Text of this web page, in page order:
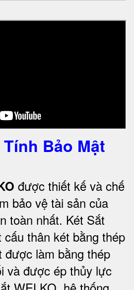
Bảo Mật
được thiết kế và chế
bảo vệ tài sản của
toàn nhất. Két Sắt
thân két bằng thép
được làm bằng thép
và được ép thủy lực